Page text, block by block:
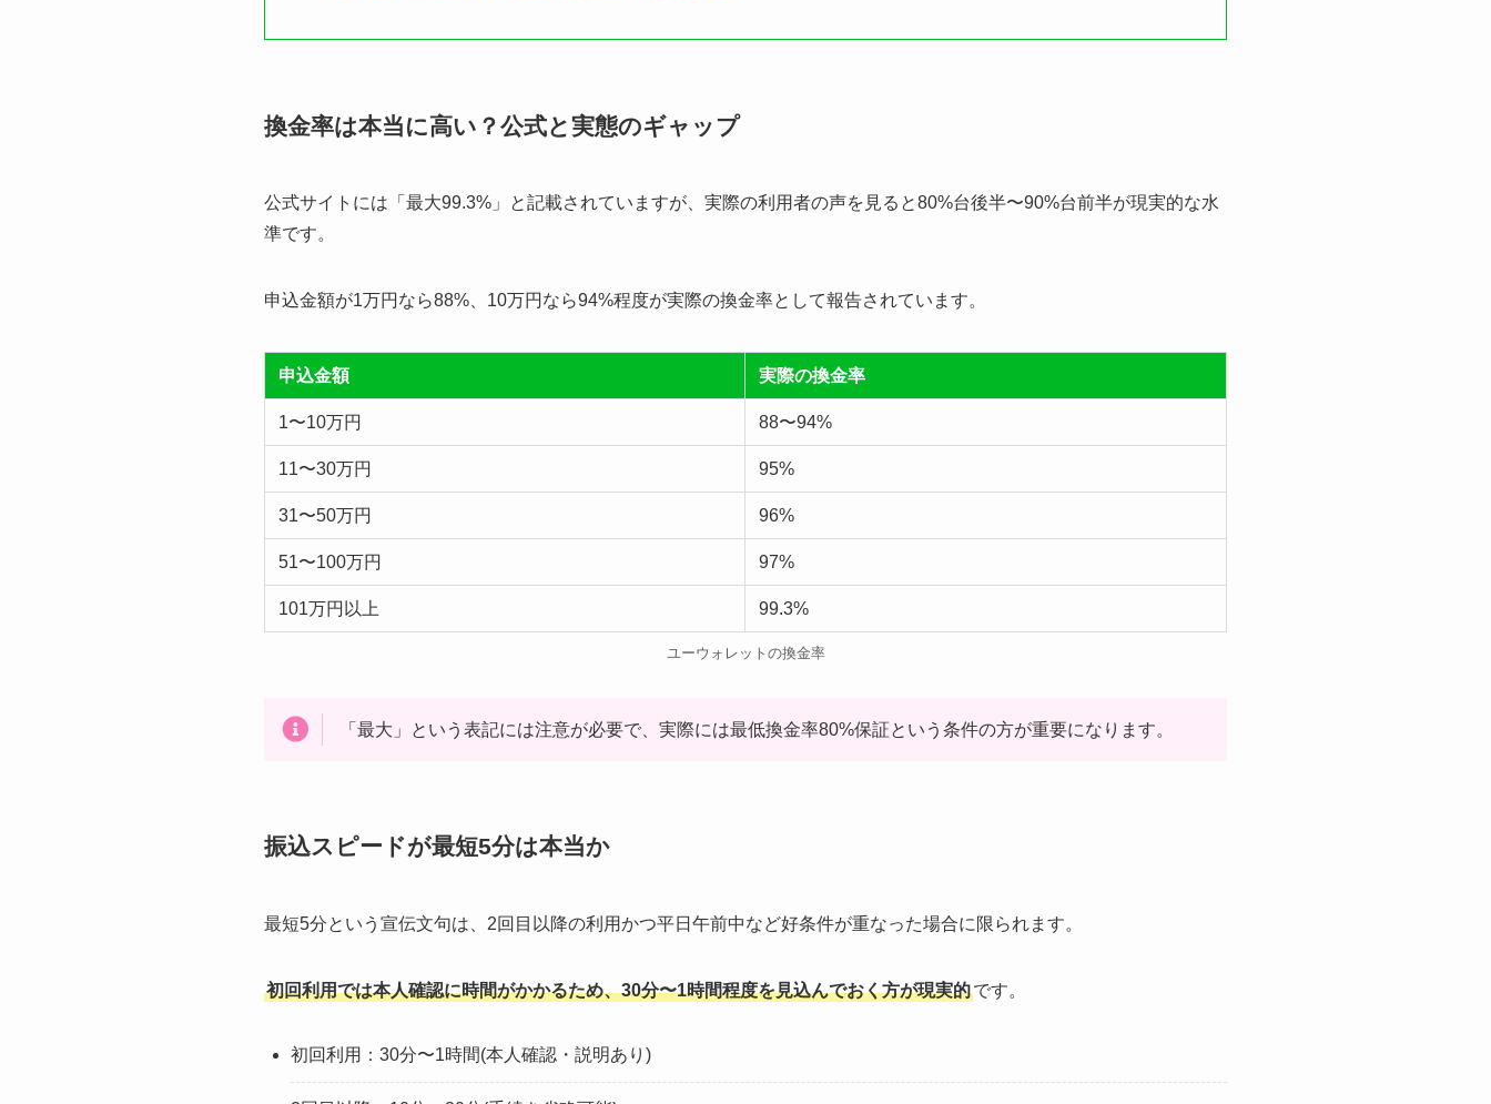
換金率は本当に高い？公式と実態のギャップ
公式サイトには「最大99.3%」と記載されていますが、実際の利用者の声を見ると80%台後半〜90%台前半が現実的な水
準です。
申込金額が1万円なら88%、10万円なら94%程度が実際の換金率として報告されています。
申込金額 実際の換金率
1〜10万円 88〜94%
11〜30万円 95%
31〜50万円 96%
51〜100万円 97%
101万円以上 99.3%
ユーウォレットの換金率
「最大」という表記には注意が必要で、実際には最低換金率80%保証という条件の方が重要になります。
振込スピードが最短5分は本当か
最短5分という宣伝文句は、2回目以降の利用かつ平日午前中など好条件が重なった場合に限られます。
初回利用では本人確認に時間がかかるため、30分〜1時間程度を見込んでおく方が現実的です。
初回利用：30分〜1時間(本人確認・説明あり)